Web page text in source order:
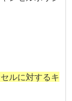
ルに対するキ